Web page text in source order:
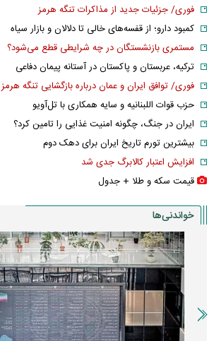
فوری/ جزئیات جدید از مذاکرات تنگه هرمز
کمبود دارو؛ از قفسه‌های خالی تا دلالان و بازار سیاه
مستمری بازنشستگان در چه شرایطی قطع می‌شود؟
ترکیه، عربستان و پاکستان در آستانه پیمان دفاعی
فوری/ توافق ایران و عمان درباره بازگشایی تنگه هرمز
حزب قوات اللبنانیه و سایه همکاری با تل‌آویو
ایران در جنگ، چگونه امنیت غذایی را تامین کرد؟
بیشترین تورم تاریخ ایران برای دهک دوم
افزایش اعتبار کالابرگ جدی شد
قیمت سکه و طلا + جدول
خواندنی‌ها